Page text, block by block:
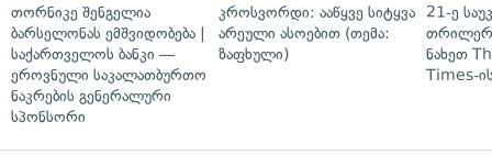
თორნიკე შენგელია
ბარსელონას ემშვიდობება |
საქართველოს ბანკი —
ეროვნული საკალათბურთო
ნაკრების გენერალური
სპონსორი
კროსვორდი: ააწყვე სიტყვა
არეული ასოებით (თემა:
ზაფხული)
21-ე
ნახეთ
Times-